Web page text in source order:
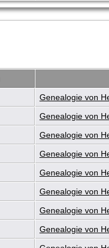
Genealogie von
Genealogie von
Genealogie von
Genealogie von
Genealogie von
Genealogie von
Genealogie von
Genealogie von